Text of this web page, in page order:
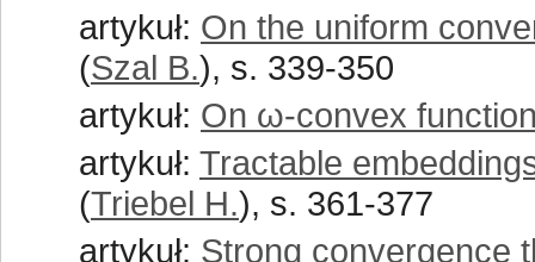
artykuł: On the uniform
(Szal B.), s. 339-350
artykuł: On ω-convex
artykuł: Tractable
(Triebel H.), s. 361-377
artykuł: Strong convergence